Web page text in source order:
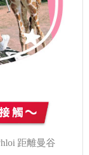
距離曼谷